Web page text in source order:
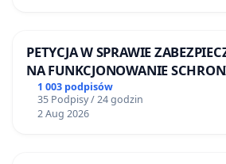
PETYCJA W SPRAWIE
NA FUNKCJONOWANIE
BEZDOMNYCH ZWIERZĄT W
1 003 podpisów
35 Podpisy / 24 godzin
2 Aug 2026